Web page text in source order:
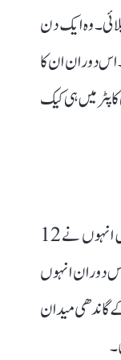
مہم چلائی۔ وہ ایک دن
نے 28 دنوں میں 159 انتخابی جلسے کئے۔ اس دوران ان کا
ہیلی کاپٹر میں ہی کیک
واضح رہے کہ عام انتخابات کے اعلان سے قبل فروری میں تیجسوی یادو نے ’جن وشواس یاترا‘ کی تھی، جس میں انہوں نے 12
کا فاصلہ طے کیا تھا۔ اس دوران انہوں
بہار کی راجدھانی پٹنہ کے گاندھی میدان